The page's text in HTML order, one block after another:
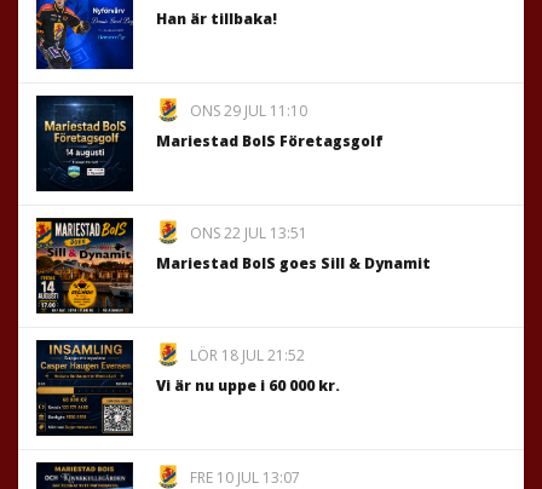
Han är tillbaka!
ONS 29 JUL 11:10
Mariestad BoIS Företagsgolf
ONS 22 JUL 13:51
Mariestad BoIS goes Sill & Dynamit
LÖR 18 JUL 21:52
Vi är nu uppe i 60 000 kr.
FRE 10 JUL 13:07